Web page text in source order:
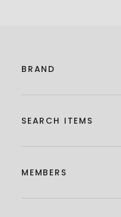
BRAND
SEARCH ITEMS
MEMBERS